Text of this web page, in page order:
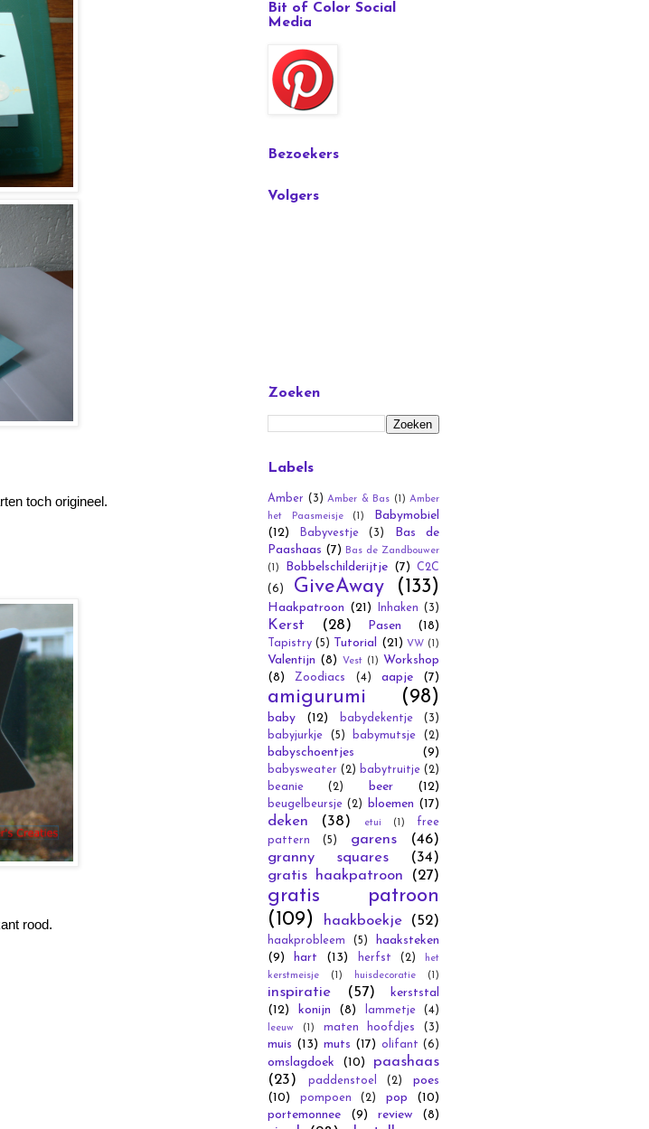
toch origineel.
rood.
Bit of Color Social
Media
Bezoekers
Volgers
Zoeken
Labels
Amber (3) Amber & Bas (1) Amber
het Paasmeisje
(1)
Babymobiel
(12)
Babyvestje (3)
Bas de
Paashaas (7)
Bas de Zandbouwer
(1)
Bobbelschilderijtje (7)
C2C
(6)
GiveAway (133)
Haakpatroon (21) Inhaken (3)
Kerst (28) Pasen (18)
Tapistry (5) Tutorial (21) VW (1)
Valentijn (8) Vest (1)
Workshop
(8)
Zoodiacs (4) aapje (7)
amigurumi (98)
baby (12) babydekentje
(3)
babyjurkje
(5) babymutsje (2)
babyschoentjes (9)
babysweater (2) babytruitje (2)
beanie
(2) beer (12)
beugelbeursje (2) bloemen (17)
deken (38) etui (1)
free
pattern
(5) garens
(46)
granny squares
(34)
gratis haakpatroon
(27)
gratis patroon
(109)
haakboekje (52)
haakprobleem (5)
haaksteken
(9)
hart (13) herfst (2)
het
kerstmeisje
(1) huisdecoratie (1)
inspiratie (57)
kerststal
(12)
konijn (8) lammetje (4)
leeuw (1) maten hoofdjes (3)
muis (13) muts (17) olifant (6)
omslagdoek (10)
paashaas
(23)
paddenstoel (2)
poes
(10)
pompoen (2) pop
(10)
portemonnee
(9) review (8)